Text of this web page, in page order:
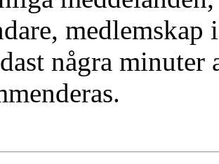
medlemskap
några minuter